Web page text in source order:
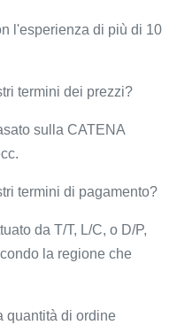
l'esperienza di più di 10
termini dei prezzi?
sulla CATENA
termini di pagamento?
da T/T, L/C, o D/P,
la regione che
quantità di ordine